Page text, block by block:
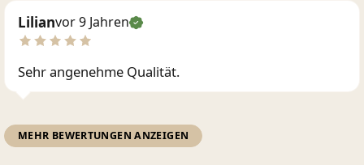
Lilianvor 9 Jahren
Sehr angenehme Qualität.
MEHR BEWERTUNGEN ANZEIGEN